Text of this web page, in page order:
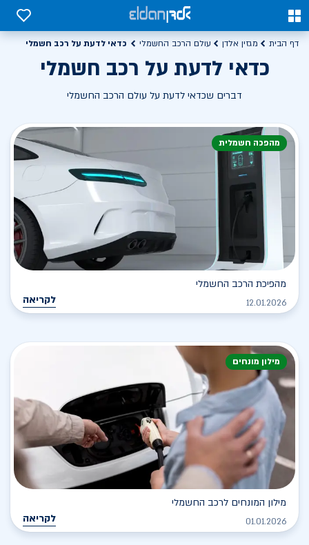
0
0
דף הבית מגזין אלדן עולם הרכב החשמלי כדאי לדעת על רכב חשמלי
כדאי לדעת על רכב חשמלי
דברים שכדאי לדעת על עולם הרכב החשמלי
מהפכה חשמלית
מהפיכת הרכב החשמלי
12.01.2026 לקריאה
מילון מונחים
מילון המונחים לרכב החשמלי
01.01.2026 לקריאה